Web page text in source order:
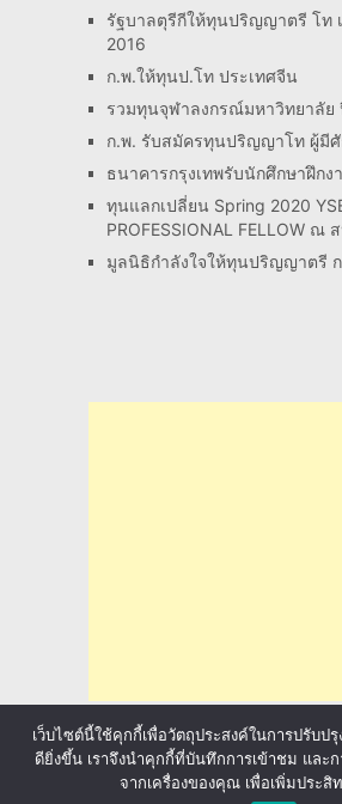
รัฐบาลตุรีกีให้ทุนปริญญาตรี โท
2016
ก.พ.ให้ทุนป.โท ประเทศจีน
รวมทุนจุฬาลงกรณ์มหาวิทยาลัย
ก.พ. รับสมัครทุนปริญญาโท ผู้มีศั
ธนาคารกรุงเทพรับนักศึกษาฝึกง
ทุนแลกเปลี่ยน Spring 2020
PROFESSIONAL FELLOW ณ
มูลนิธิกำลังใจให้ทุนปริญญาตรี
เว็บไซต์นี้ใช้คุกกี้เพื่อวัตถุประสงค์ในการปรับป
ดียิ่งขึ้น เราจึงนำคุกกี้ที่บันทึกการเข้าชม และ
จากเครื่องของคุณ เพื่อเพิ่มประสิ